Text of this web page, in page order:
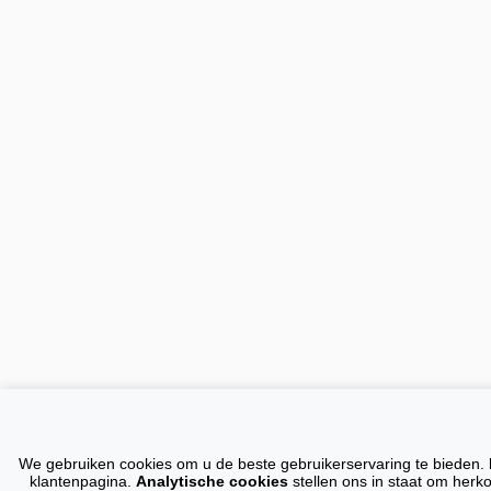
Domeinnamen E-
We gebruiken cookies om u de beste gebruikerservaring te bieden.
klantenpagina. Analytische cookies stellen ons in staat om